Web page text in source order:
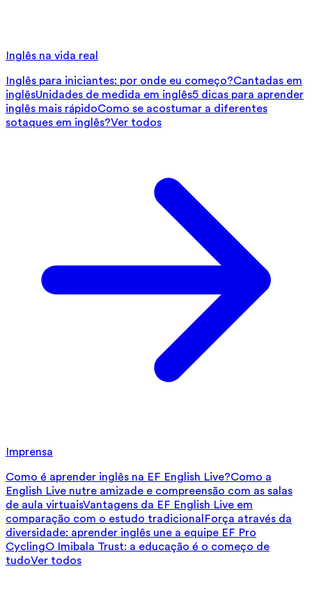
Inglês na vida real
Inglês para iniciantes: por onde eu começo?Cantadas em
inglêsUnidades de medida em inglês5 dicas para aprender
inglês mais rápidoComo se acostumar a diferentes
sotaques em inglês?Ver todos
Imprensa
Como é aprender inglês na EF English Live?Como a
English Live nutre amizade e compreensão com as salas
de aula virtuaisVantagens da EF English Live em
comparação com o estudo tradicional Força através da
diversidade: aprender inglês une a equipe EF Pro
CyclingO Imibala Trust: a educação é o começo de
tudoVer todos